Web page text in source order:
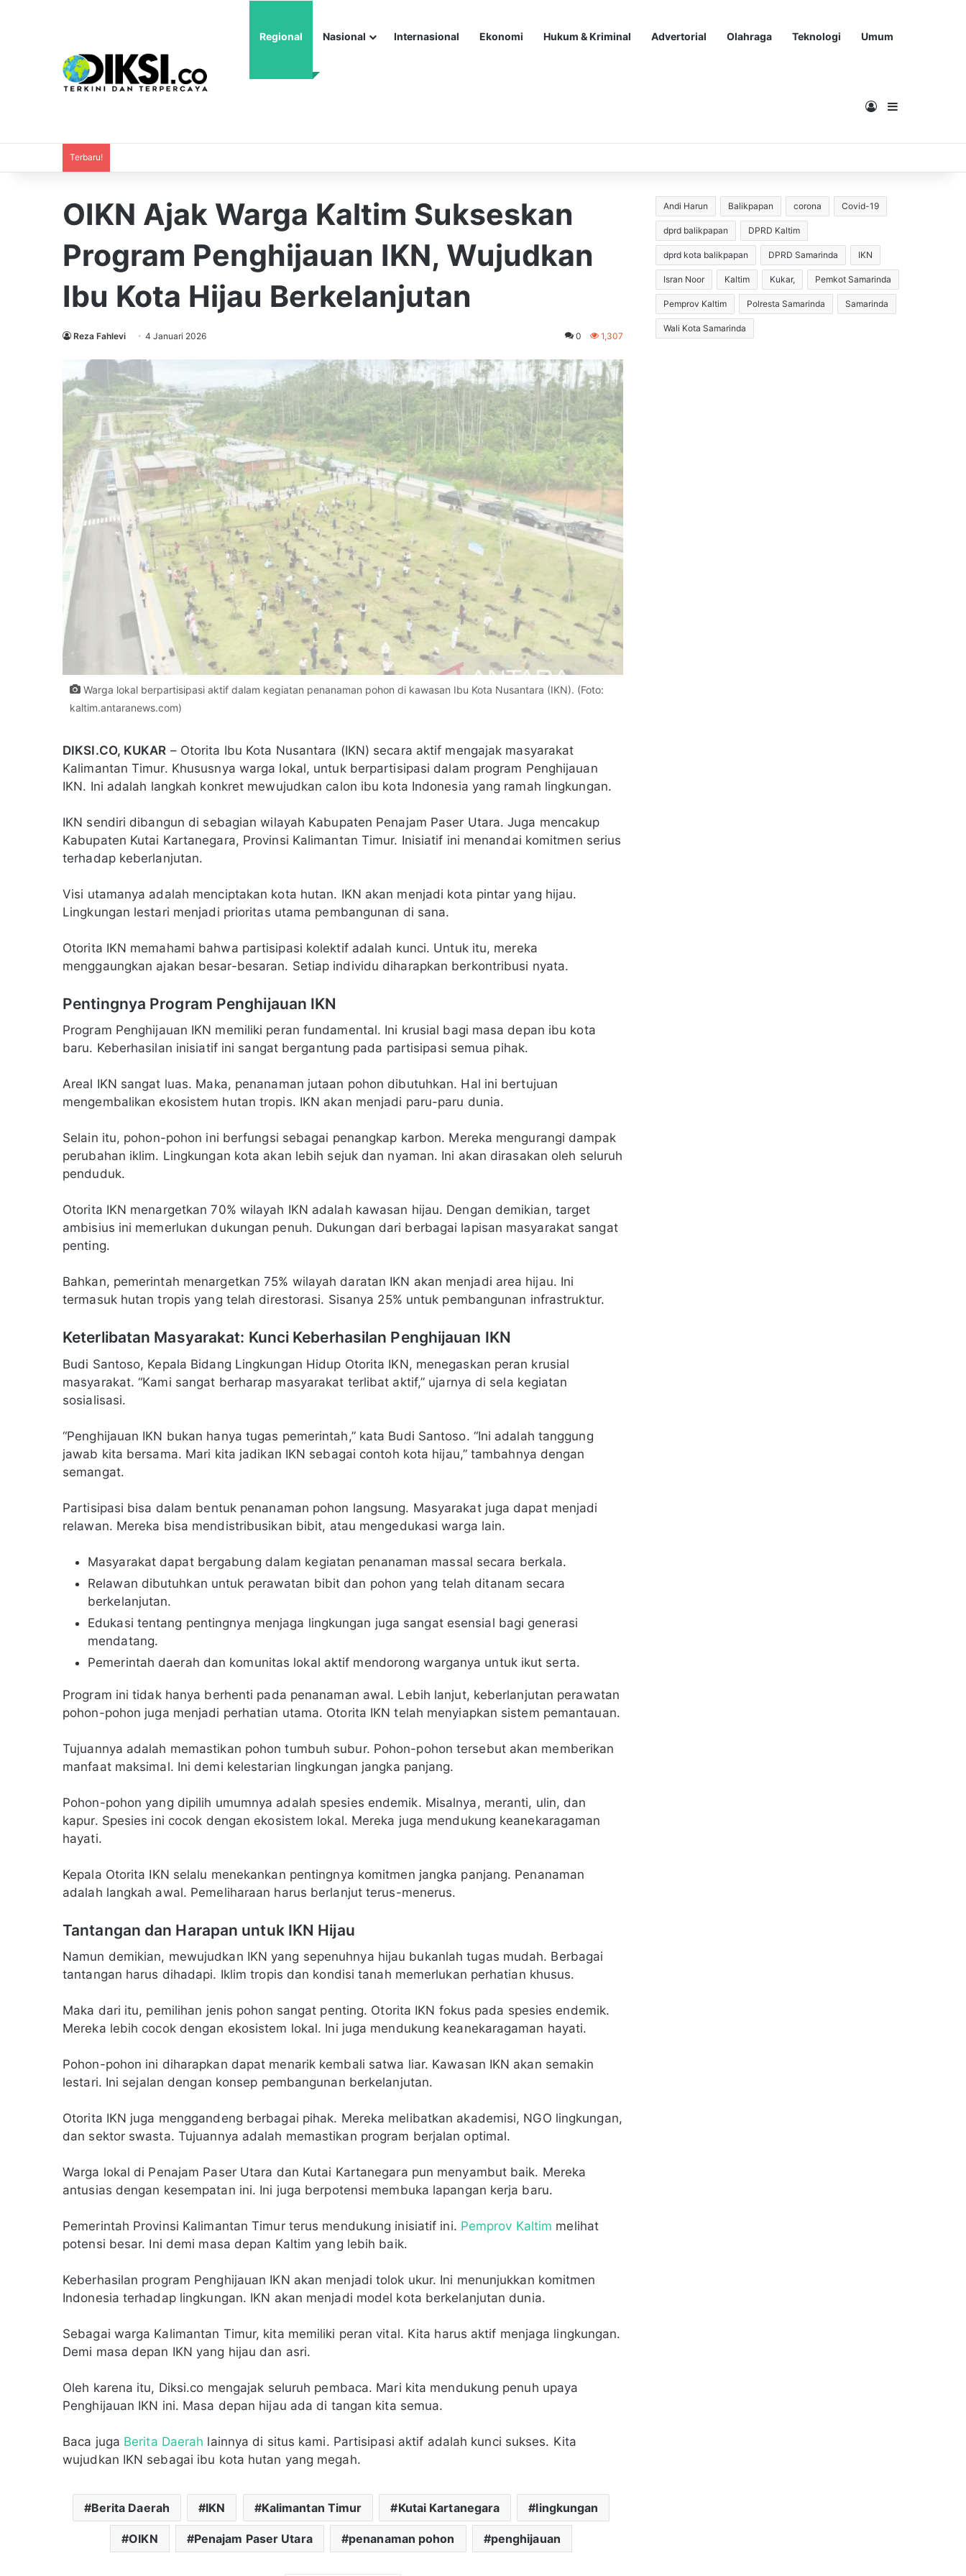
Regional Nasional Internasional Ekonomi Hukum & Kriminal Advertorial Olahraga Teknologi Umum
MasukSidebar
Terbaru!
OIKN Ajak Warga Kaltim Sukseskan
Program Penghijauan IKN, Wujudkan
Ibu Kota Hijau Berkelanjutan
Reza Fahlevi 4 Januari 2026 0 1,307
Warga lokal berpartisipasi aktif dalam kegiatan penanaman pohon di kawasan Ibu Kota Nusantara (IKN). (Foto:
kaltim.antaranews.com)
DIKSI.CO, KUKAR – Otorita Ibu Kota Nusantara (IKN) secara aktif mengajak masyarakat
Kalimantan Timur. Khususnya warga lokal, untuk berpartisipasi dalam program Penghijauan
IKN. Ini adalah langkah konkret mewujudkan calon ibu kota Indonesia yang ramah lingkungan.
IKN sendiri dibangun di sebagian wilayah Kabupaten Penajam Paser Utara. Juga mencakup
Kabupaten Kutai Kartanegara, Provinsi Kalimantan Timur. Inisiatif ini menandai komitmen serius
terhadap keberlanjutan.
Visi utamanya adalah menciptakan kota hutan. IKN akan menjadi kota pintar yang hijau.
Lingkungan lestari menjadi prioritas utama pembangunan di sana.
Otorita IKN memahami bahwa partisipasi kolektif adalah kunci. Untuk itu, mereka
menggaungkan ajakan besar-besaran. Setiap individu diharapkan berkontribusi nyata.
Pentingnya Program Penghijauan IKN
Program Penghijauan IKN memiliki peran fundamental. Ini krusial bagi masa depan ibu kota
baru. Keberhasilan inisiatif ini sangat bergantung pada partisipasi semua pihak.
Areal IKN sangat luas. Maka, penanaman jutaan pohon dibutuhkan. Hal ini bertujuan
mengembalikan ekosistem hutan tropis. IKN akan menjadi paru-paru dunia.
Selain itu, pohon-pohon ini berfungsi sebagai penangkap karbon. Mereka mengurangi dampak
perubahan iklim. Lingkungan kota akan lebih sejuk dan nyaman. Ini akan dirasakan oleh seluruh
penduduk.
Otorita IKN menargetkan 70% wilayah IKN adalah kawasan hijau. Dengan demikian, target
ambisius ini memerlukan dukungan penuh. Dukungan dari berbagai lapisan masyarakat sangat
penting.
Bahkan, pemerintah menargetkan 75% wilayah daratan IKN akan menjadi area hijau. Ini
termasuk hutan tropis yang telah direstorasi. Sisanya 25% untuk pembangunan infrastruktur.
Keterlibatan Masyarakat: Kunci Keberhasilan Penghijauan IKN
Budi Santoso, Kepala Bidang Lingkungan Hidup Otorita IKN, menegaskan peran krusial
masyarakat. “Kami sangat berharap masyarakat terlibat aktif,” ujarnya di sela kegiatan
sosialisasi.
“Penghijauan IKN bukan hanya tugas pemerintah,” kata Budi Santoso. “Ini adalah tanggung
jawab kita bersama. Mari kita jadikan IKN sebagai contoh kota hijau,” tambahnya dengan
semangat.
Partisipasi bisa dalam bentuk penanaman pohon langsung. Masyarakat juga dapat menjadi
relawan. Mereka bisa mendistribusikan bibit, atau mengedukasi warga lain.
Masyarakat dapat bergabung dalam kegiatan penanaman massal secara berkala.
Relawan dibutuhkan untuk perawatan bibit dan pohon yang telah ditanam secara
berkelanjutan.
Edukasi tentang pentingnya menjaga lingkungan juga sangat esensial bagi generasi
mendatang.
Pemerintah daerah dan komunitas lokal aktif mendorong warganya untuk ikut serta.
Program ini tidak hanya berhenti pada penanaman awal. Lebih lanjut, keberlanjutan perawatan
pohon-pohon juga menjadi perhatian utama. Otorita IKN telah menyiapkan sistem pemantauan.
Tujuannya adalah memastikan pohon tumbuh subur. Pohon-pohon tersebut akan memberikan
manfaat maksimal. Ini demi kelestarian lingkungan jangka panjang.
Pohon-pohon yang dipilih umumnya adalah spesies endemik. Misalnya, meranti, ulin, dan
kapur. Spesies ini cocok dengan ekosistem lokal. Mereka juga mendukung keanekaragaman
hayati.
Kepala Otorita IKN selalu menekankan pentingnya komitmen jangka panjang. Penanaman
adalah langkah awal. Pemeliharaan harus berlanjut terus-menerus.
Tantangan dan Harapan untuk IKN Hijau
Namun demikian, mewujudkan IKN yang sepenuhnya hijau bukanlah tugas mudah. Berbagai
tantangan harus dihadapi. Iklim tropis dan kondisi tanah memerlukan perhatian khusus.
Maka dari itu, pemilihan jenis pohon sangat penting. Otorita IKN fokus pada spesies endemik.
Mereka lebih cocok dengan ekosistem lokal. Ini juga mendukung keanekaragaman hayati.
Pohon-pohon ini diharapkan dapat menarik kembali satwa liar. Kawasan IKN akan semakin
lestari. Ini sejalan dengan konsep pembangunan berkelanjutan.
Otorita IKN juga menggandeng berbagai pihak. Mereka melibatkan akademisi, NGO lingkungan,
dan sektor swasta. Tujuannya adalah memastikan program berjalan optimal.
Warga lokal di Penajam Paser Utara dan Kutai Kartanegara pun menyambut baik. Mereka
antusias dengan kesempatan ini. Ini juga berpotensi membuka lapangan kerja baru.
Pemerintah Provinsi Kalimantan Timur terus mendukung inisiatif ini. Pemprov Kaltim melihat
potensi besar. Ini demi masa depan Kaltim yang lebih baik.
Keberhasilan program Penghijauan IKN akan menjadi tolok ukur. Ini menunjukkan komitmen
Indonesia terhadap lingkungan. IKN akan menjadi model kota berkelanjutan dunia.
Sebagai warga Kalimantan Timur, kita memiliki peran vital. Kita harus aktif menjaga lingkungan.
Demi masa depan IKN yang hijau dan asri.
Oleh karena itu, Diksi.co mengajak seluruh pembaca. Mari kita mendukung penuh upaya
Penghijauan IKN ini. Masa depan hijau ada di tangan kita semua.
Baca juga Berita Daerah lainnya di situs kami. Partisipasi aktif adalah kunci sukses. Kita
wujudkan IKN sebagai ibu kota hutan yang megah.
Berita Daerah IKN Kalimantan Timur Kutai Kartanegara lingkungan
OIKN Penajam Paser Utara penanaman pohon penghijauan
Andi Harun Balikpapan corona Covid-19
dprd balikpapan DPRD Kaltim
dprd kota balikpapan DPRD Samarinda IKN
Isran Noor Kaltim Kukar, Pemkot Samarinda
Pemprov Kaltim Polresta Samarinda Samarinda
Wali Kota Samarinda